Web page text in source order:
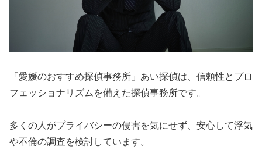
「愛媛のおすすめ探偵事務所」あい探偵は、信頼性とプロ
フェッショナリズムを備えた探偵事務所です。
多くの人がプライバシーの侵害を気にせず、安心して浮気
や不倫の調査を検討しています。